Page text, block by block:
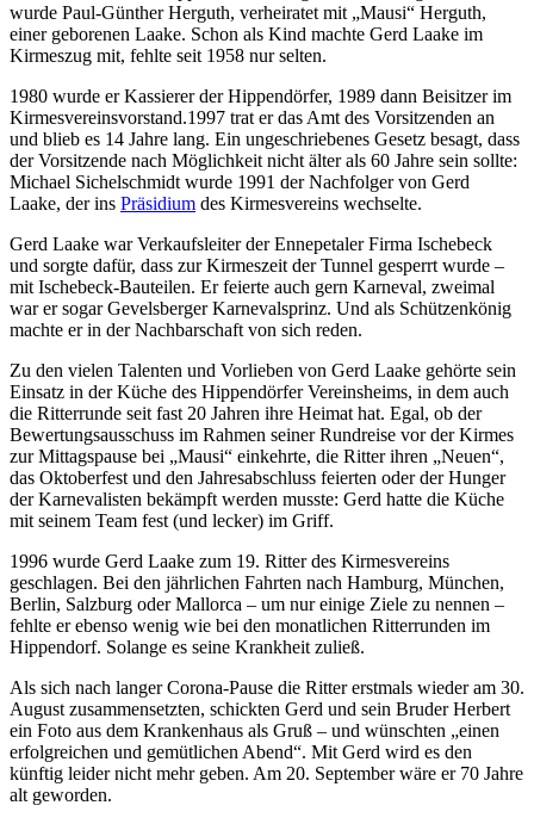
wurde Paul-Günther Herguth, verheiratet mit „Mausi“ Herguth,
einer geborenen Laake. Schon als Kind machte Gerd Laake im
Kirmeszug mit, fehlte seit 1958 nur selten.
1980 wurde er Kassierer der Hippendörfer, 1989 dann Beisitzer im
Kirmesvereinsvorstand.1997 trat er das Amt des Vorsitzenden an
und blieb es 14 Jahre lang. Ein ungeschriebenes Gesetz besagt, dass
der Vorsitzende nach Möglichkeit nicht älter als 60 Jahre sein sollte:
Michael Sichelschmidt wurde 1991 der Nachfolger von Gerd
Laake, der ins Präsidium des Kirmesvereins wechselte.
Gerd Laake war Verkaufsleiter der Ennepetaler Firma Ischebeck
und sorgte dafür, dass zur Kirmeszeit der Tunnel gesperrt wurde –
mit Ischebeck-Bauteilen. Er feierte auch gern Karneval, zweimal
war er sogar Gevelsberger Karnevalsprinz. Und als Schützenkönig
machte er in der Nachbarschaft von sich reden.
Zu den vielen Talenten und Vorlieben von Gerd Laake gehörte sein
Einsatz in der Küche des Hippendörfer Vereinsheims, in dem auch
die Ritterrunde seit fast 20 Jahren ihre Heimat hat. Egal, ob der
Bewertungsausschuss im Rahmen seiner Rundreise vor der Kirmes
zur Mittagspause bei „Mausi“ einkehrte, die Ritter ihren „Neuen“,
das Oktoberfest und den Jahresabschluss feierten oder der Hunger
der Karnevalisten bekämpft werden musste: Gerd hatte die Küche
mit seinem Team fest (und lecker) im Griff.
1996 wurde Gerd Laake zum 19. Ritter des Kirmesvereins
geschlagen. Bei den jährlichen Fahrten nach Hamburg, München,
Berlin, Salzburg oder Mallorca – um nur einige Ziele zu nennen –
fehlte er ebenso wenig wie bei den monatlichen Ritterrunden im
Hippendorf. Solange es seine Krankheit zuließ.
Als sich nach langer Corona-Pause die Ritter erstmals wieder am 30.
August zusammensetzten, schickten Gerd und sein Bruder Herbert
ein Foto aus dem Krankenhaus als Gruß – und wünschten „einen
erfolgreichen und gemütlichen Abend“. Mit Gerd wird es den
künftig leider nicht mehr geben. Am 20. September wäre er 70 Jahre
alt geworden.